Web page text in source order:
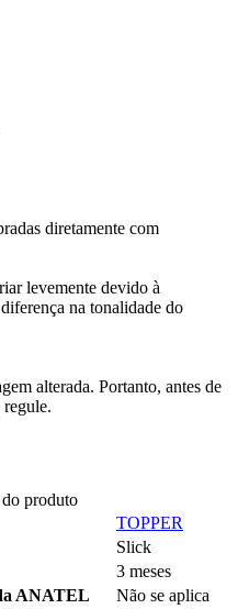
diretamente com
levemente devido à
na tonalidade do
alterada. Portanto, antes de
produto
TOPPER
Slick
3 meses
ANATEL
Não se aplica